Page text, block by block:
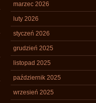
marzec 2026
luty 2026
styczeń 2026
grudzień 2025
listopad 2025
październik 2025
wrzesień 2025